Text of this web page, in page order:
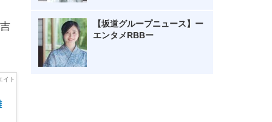
【坂道グループニュース】ー
エンタメRBBー